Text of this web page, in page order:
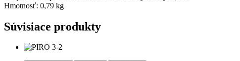
Hmotnosť: 0,79 kg
Súvisiace produkty